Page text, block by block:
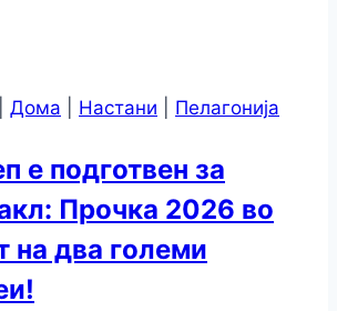
Дома Настани Пелагонија
е подготвен за
Прочка 2026 во
на два големи